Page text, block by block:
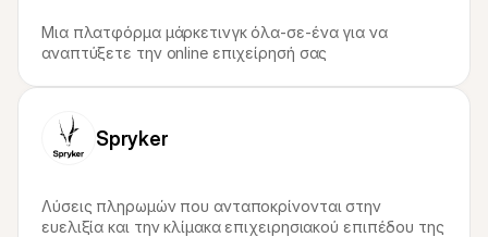
Μια πλατφόρμα μάρκετινγκ όλα-σε-ένα για να
αναπτύξετε την online επιχείρησή σας
Spryker
Λύσεις πληρωμών που ανταποκρίνονται στην
ευελιξία και την κλίμακα επιχειρησιακού επιπέδου της